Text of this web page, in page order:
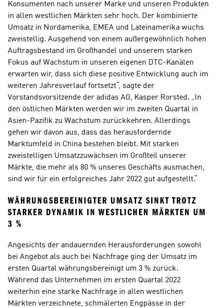
Konsumenten nach unserer Marke und unseren Produkten
in allen westlichen Märkten sehr hoch. Der kombinierte
Umsatz in Nordamerika, EMEA und Lateinamerika wuchs
zweistellig. Ausgehend von einem außergewöhnlich hohen
Auftragsbestand im Großhandel und unserem starken
Fokus auf Wachstum in unseren eigenen DTC-Kanälen
erwarten wir, dass sich diese positive Entwicklung auch im
weiteren Jahresverlauf fortsetzt“, sagte der
Vorstandsvorsitzende der adidas AG, Kasper Rorsted. „In
den östlichen Märkten werden wir im zweiten Quartal in
Asien-Pazifik zu Wachstum zurückkehren. Allerdings
gehen wir davon aus, dass das herausfordernde
Marktumfeld in China bestehen bleibt. Mit starken
zweistelligen Umsatzzuwächsen im Großteil unserer
Märkte, die mehr als 80 % unseres Geschäfts ausmachen,
sind wir für ein erfolgreiches Jahr 2022 gut aufgestellt.“
WÄHRUNGSBEREINIGTER UMSATZ SINKT TROTZ
STARKER DYNAMIK IN WESTLICHEN MÄRKTEN UM
3 %
Angesichts der andauernden Herausforderungen sowohl
bei Angebot als auch bei Nachfrage ging der Umsatz im
ersten Quartal währungsbereinigt um 3 % zurück.
Während das Unternehmen im ersten Quartal 2022
weiterhin eine starke Nachfrage in allen westlichen
Märkten verzeichnete, schmälerten Engpässe in der